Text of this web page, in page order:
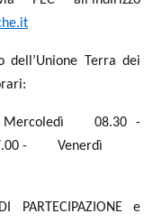
dell’Unione Terra dei
Mercoledì 08.30
-
- Venerdì
PARTECIPAZIONE e